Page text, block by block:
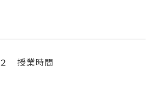
２ 授業時間